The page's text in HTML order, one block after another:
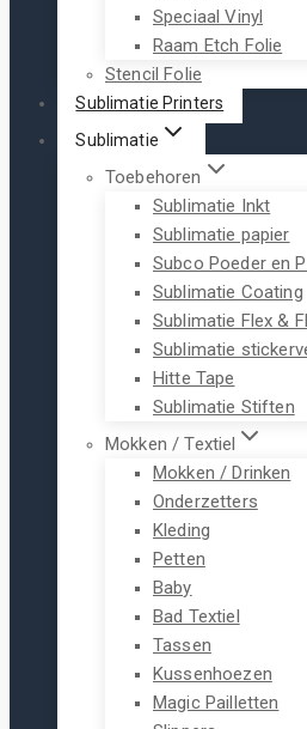
Speciaal Vinyl
Raam Etch Folie
Stencil Folie
Sublimatie Printers
Sublimatie
Toebehoren
Sublimatie Inkt
Sublimatie papier
Subco Poeder en
Sublimatie Coating
Sublimatie Flex &
Sublimatie
Hitte Tape
Sublimatie Stiften
Mokken / Textiel
Mokken / Drinken
Onderzetters
Kleding
Petten
Baby
Bad Textiel
Tassen
Kussenhoezen
Magic Pailletten